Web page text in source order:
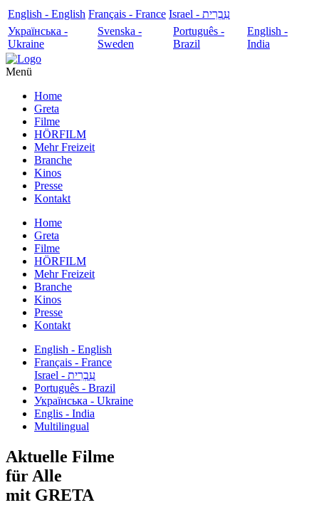
English - English Français - France
עִבְרִית - Israel
Українська -
Ukraine
Svenska -
Sweden
Português -
Brazil
English -
India
Menü
Home
Greta
Filme
HÖRFILM
Mehr Freizeit
Branche
Kinos
Presse
Kontakt
Home
Greta
Filme
HÖRFILM
Mehr Freizeit
Branche
Kinos
Presse
Kontakt
English - English
Français - France
עִבְרִית - Israel
Português - Brazil
Українська - Ukraine
Englis - India
Multilingual
Aktuelle Filme
für Alle
mit GRETA